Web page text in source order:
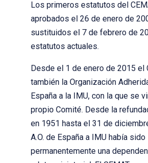
Los primeros estatutos del
aprobados el 26 de enero de
sustituidos el 7 de febrero de
estatutos actuales.
Desde el 1 de enero de 2015 el
también la Organización
España a la IMU, con la que se
propio Comité. Desde la
en 1951 hasta el 31 de
A.O. de España a IMU había sido
permanentemente una